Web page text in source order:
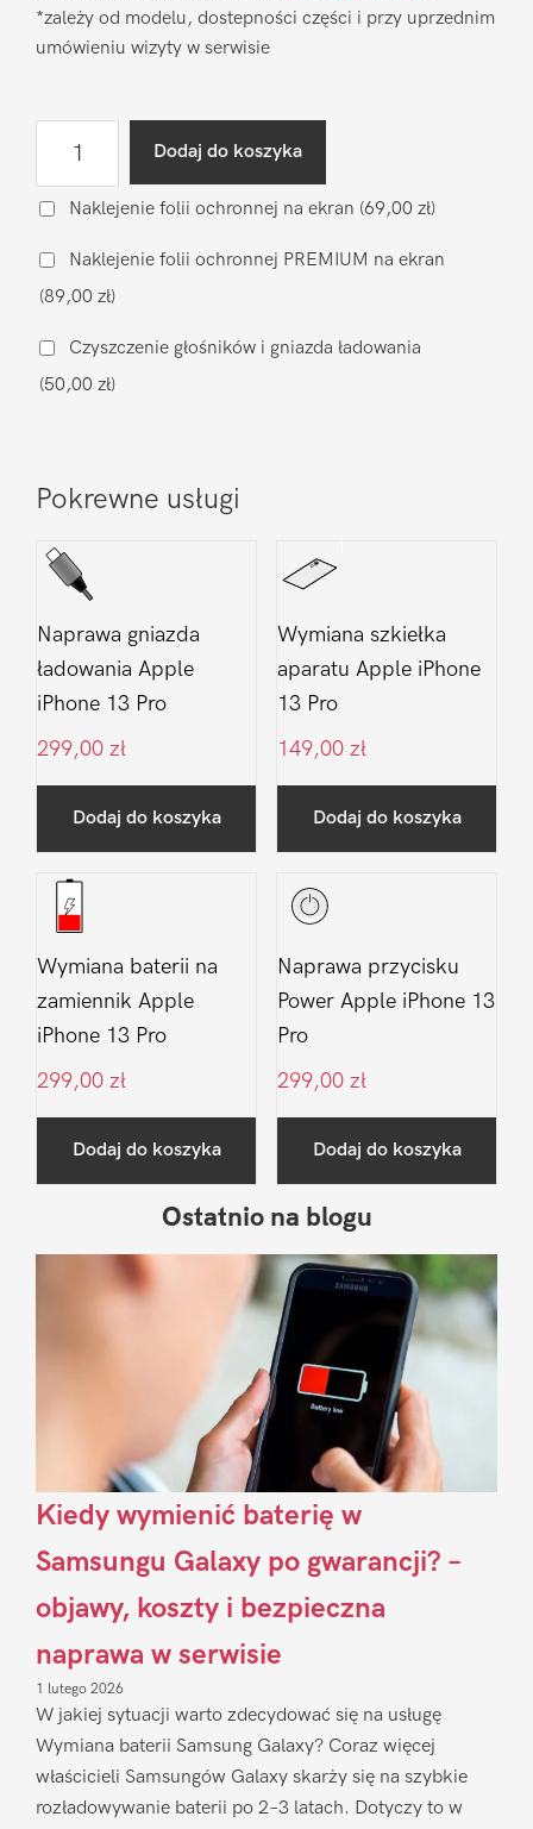
*zależy od modelu, dostepności części i przy uprzednim
umówieniu wizyty w serwisie
głośnika
Apple
iPhone
13
Pro
Dodaj do koszyka
Naklejenie folii ochronnej na ekran (69,00 zł)
Naklejenie folii ochronnej PREMIUM na ekran
(89,00 zł)
Czyszczenie głośników i gniazda ładowania
(50,00 zł)
Pokrewne usługi
Naprawa gniazda
ładowania Apple
iPhone 13 Pro
299,00 zł
Dodaj do koszyka
Wymiana szkiełka
aparatu Apple iPhone
13 Pro
149,00 zł
Dodaj do koszyka
Wymiana baterii na
zamiennik Apple
iPhone 13 Pro
299,00 zł
Dodaj do koszyka
Naprawa przycisku
Power Apple iPhone 13
Pro
299,00 zł
Dodaj do koszyka
Sidebar
Ostatnio na blogu
Kiedy wymienić baterię w
Samsungu Galaxy po gwarancji? –
objawy, koszty i bezpieczna
naprawa w serwisie
1 lutego 2026
W jakiej sytuacji warto zdecydować się na usługę
Wymiana baterii Samsung Galaxy? Coraz więcej
właścicieli Samsungów Galaxy skarży się na szybkie
rozładowywanie baterii po 2–3 latach. Dotyczy to w